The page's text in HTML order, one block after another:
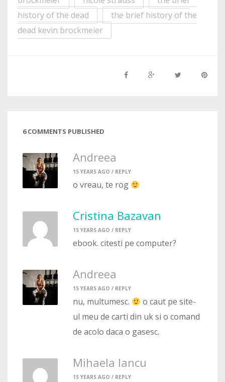
history of the dead
the brief history of the
dead kevin brockmeier
6 COMMENTS PUBLISHED
Andreea
15 YEARS AGO / REPLY
o vreau, te rog
Cristina Bazavan
15 YEARS AGO / REPLY
ebook. citesti pe computer?
Andreea
15 YEARS AGO / REPLY
nu, multumesc.
o caut pe site-
ul meu de carti din uk si o comand
de acolo daca o gasesc.
Mihaela Iancu
15 YEARS AGO / REPLY